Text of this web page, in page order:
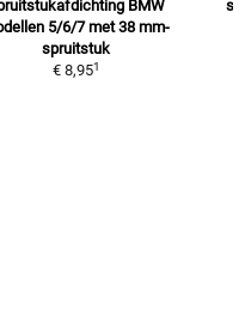
BMW
5/6/7 met 38 mm-
spruitstuk
€ 8,951